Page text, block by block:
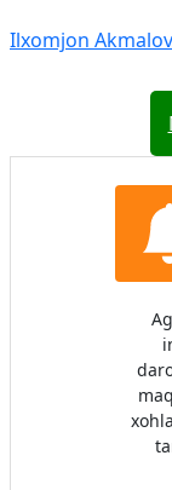
Ilxomjon Akmalov